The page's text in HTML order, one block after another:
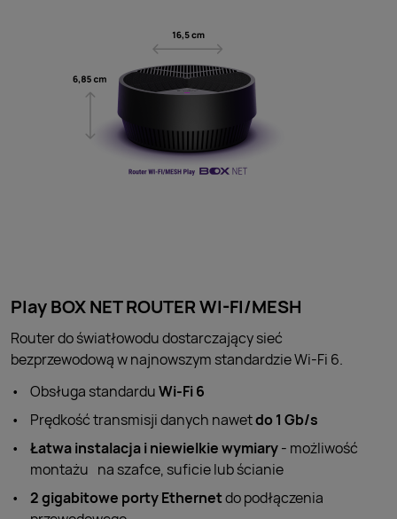
Play BOX NET ROUTER WI-FI/MESH
Router do światłowodu dostarczający sieć
bezprzewodową w najnowszym standardzie Wi-Fi 6.
Obsługa standarduWi-Fi 6
Prędkość transmisji danych nawetdo 1 Gb/s
Łatwa instalacja i niewielkie wymiary- możliwość
montażu na szafce, suficie lub ścianie
2 gigabitowe porty Ethernetdo podłączenia